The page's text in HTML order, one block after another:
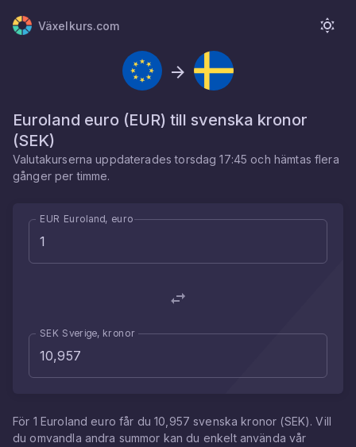
Växelkurs.com
Euroland euro (EUR) till svenska kronor
(SEK)
Valutakurserna uppdateradestorsdag 17:45 och hämtas flera
gånger per timme.
EUR Euroland, euro
SEK Sverige, kronor
För 1 Euroland euro får du10,957 svenska kronor (SEK). Vill
du omvandla andra summor kan du enkelt använda vår